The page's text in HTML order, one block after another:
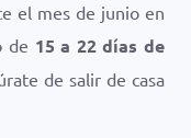
el mes de junio en
de 15 a 22 días de
de salir de casa